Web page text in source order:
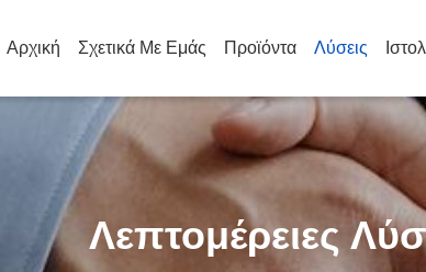
Αρχική Σχετικά Με Εμάς Προϊόντα Λύσεις
Λεπτομέρειες